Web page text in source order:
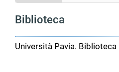
Biblioteca
Università Pavia.